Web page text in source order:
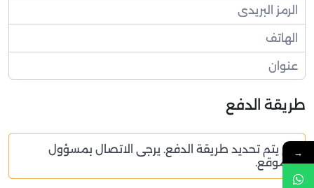
طريقة الدفع
لم يتم تحديد طريقة الدفع. يرجى الاتصال بمسؤول
الموقع.
→